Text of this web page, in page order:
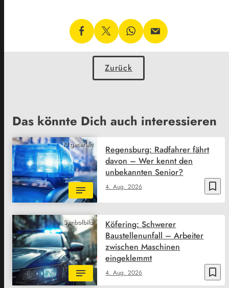
Zurück
Das könnte Dich auch interessieren
KI generiert
bookmark_border
4. Aug. 2026
Regensburg: Radfahrer fährt
davon – Wer kennt den
unbekannten Senior?
Symbolbild
bookmark_border
4. Aug. 2026
Köfering: Schwerer
Baustellenunfall – Arbeiter
zwischen Maschinen
eingeklemmt